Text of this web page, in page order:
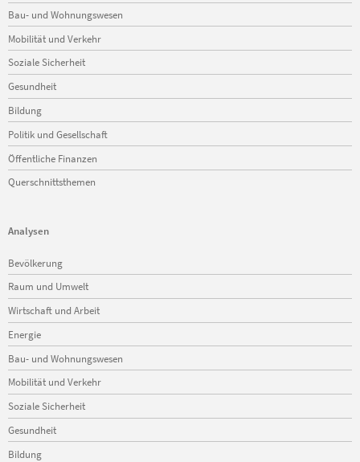
Bau- und Wohnungswesen
Mobilität und Verkehr
Soziale Sicherheit
Gesundheit
Bildung
Politik und Gesellschaft
Öffentliche Finanzen
Querschnittsthemen
Analysen
überspringen
Bevölkerung
Raum und Umwelt
Wirtschaft und Arbeit
Energie
Bau- und Wohnungswesen
Mobilität und Verkehr
Soziale Sicherheit
Gesundheit
Bildung